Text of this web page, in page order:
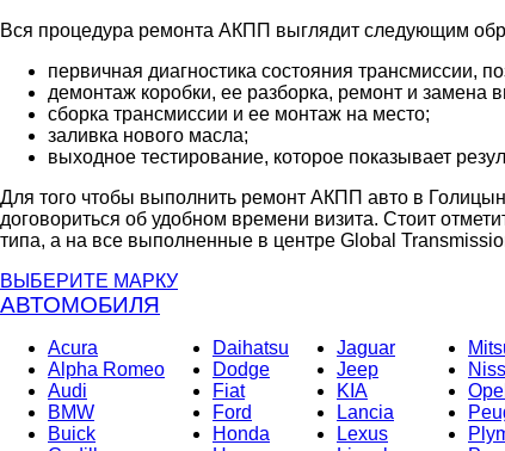
Вся процедура ремонта АКПП выглядит следующим
первичная диагностика состояния трансмиссии,
демонтаж коробки, ее разборка, ремонт и замена
сборка трансмиссии и ее монтаж на место;
заливка нового масла;
выходное тестирование, которое показывает
Для того чтобы выполнить ремонт АКПП авто в
договориться об удобном времени визита. Стоит
типа, а на все выполненные в центре Global
ВЫБЕРИТЕ МАРКУ
АВТОМОБИЛЯ
Acura
Alpha Romeo
Audi
BMW
Buick
Daihatsu
Dodge
Fiat
Ford
Honda
Jaguar
Jeep
KIA
Lancia
Lexus
Opel